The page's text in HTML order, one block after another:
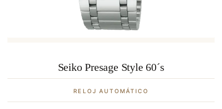
Seiko Presage Style 60´s
RELOJ AUTOMÁTICO